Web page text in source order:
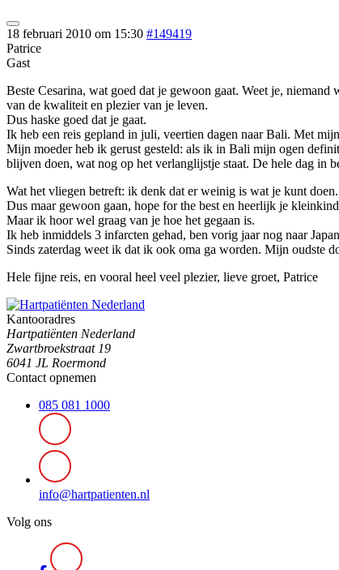
18 februari 2010 om 15:30 #149419
Patrice
Gast
Beste Cesarina, wat goed dat je gewoon gaat. Weet je,
van de kwaliteit en plezier van je leven.
Dus haske goed dat je gaat.
Ik heb een reis gepland in juli, veertien dagen naar Bali. Met
Mijn moeder heb ik gerust gesteld: als ik in Bali mijn ogen
blijven doen, wat nog op het verlanglijstje staat. De hele dag in
Wat het vliegen betreft: ik denk dat er weinig is wat je kunt
Dus maar gewoon gaan, hope for the best en heerlijk je
Maar ik hoor wel graag van je hoe het gegaan is.
Ik heb inmiddels 3 infarcten gehad, ben vorig jaar nog naar
Sinds zaterdag weet ik dat ik ook oma ga worden. Mijn oudste
Hele fijne reis, en vooral heel veel plezier, lieve groet, Patrice
Kantooradres
Hartpatiënten Nederland
Zwartbroekstraat 19
6041 JL Roermond
Contact opnemen
085 081 1000
info@hartpatienten.nl
Volg ons